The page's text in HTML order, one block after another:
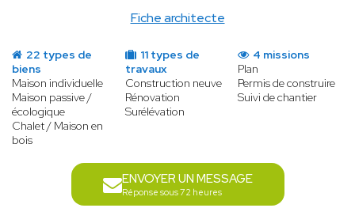
Fiche architecte
22 types de
biens
Maison individuelle
Maison passive /
écologique
Chalet / Maison en
bois
11 types de
travaux
Construction neuve
Rénovation
Surélévation
4 missions
Plan
Permis de construire
Suivi de chantier
ENVOYER UN MESSAGE
Réponse sous 72 heures